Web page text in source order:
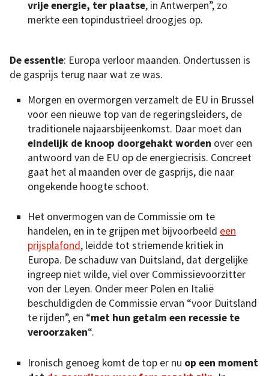
vrije energie, ter plaatse, in Antwerpen”, zo
merkte een topindustrieel droogjes op.
De essentie: Europa verloor maanden. Ondertussen is
de gasprijs terug naar wat ze was.
Morgen en overmorgen verzamelt de EU in Brussel
voor een nieuwe top van de regeringsleiders, de
traditionele najaarsbijeenkomst. Daar moet dan
eindelijk de knoop doorgehakt worden over een
antwoord van de EU op de energiecrisis. Concreet
gaat het al maanden over de gasprijs, die naar
ongekende hoogte schoot.
Het onvermogen van de Commissie om te
handelen, en in te grijpen met bijvoorbeeld een
prijsplafond, leidde tot striemende kritiek in
Europa. De schaduw van Duitsland, dat dergelijke
ingreep niet wilde, viel over Commissievoorzitter
von der Leyen. Onder meer Polen en Italië
beschuldigden de Commissie ervan “voor Duitsland
te rijden”, en “met hun getalm een recessie te
veroorzaken“.
Ironisch genoeg komt de top er nu op een moment